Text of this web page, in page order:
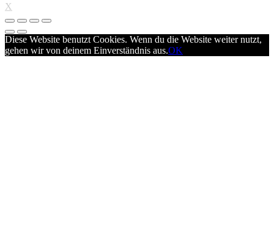
X
Diese Website benutzt Cookies. Wenn du die Website weiter nutzt,
gehen wir von deinem Einverständnis aus.OK